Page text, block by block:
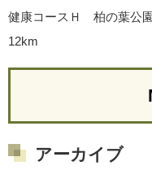
健康コースＨ 柏の葉公
12km
アーカイブ